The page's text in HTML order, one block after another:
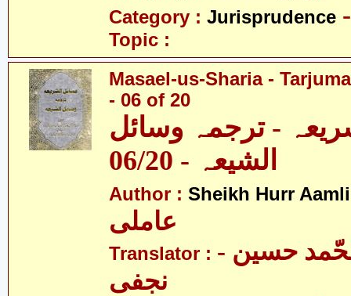
Category : Jurisprudence
Topic :
Masael-us-Sharia -
- 06 of 20
- ترجمہ وسائل
الشیعہ - 06/20
Author : Sheikh Hurr Aamli
عاملی
Translator : - آیت اللہ محّمد حسین
نجفی